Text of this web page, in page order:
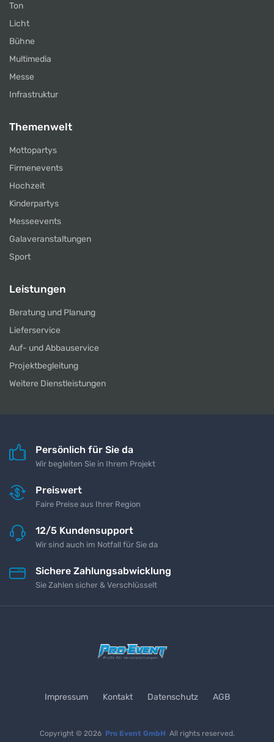
Ton
Licht
Bühne
Multimedia
Messe
Infrastruktur
Themenwelt
Mottopartys
Firmenevents
Hochzeit
Kinderpartys
Messeevents
Galaveranstaltungen
Sport
Leistungen
Beratung und Planung
Lieferservice
Auf- und Abbauservice
Projektbegleitung
Weitere Dienstleistungen
Persönlich für Sie da
Wir begleiten Sie in Ihrem Projekt
Preiswert
Faire Preise aus Ihrer Region
12/5 Kundensupport
Wir sind auch im Notfall für Sie da
Sichere Zahlungsabwicklung
Sie Zahlen sicher & Verschlüsselt
Impressum Kontakt Datenschutz AGB
Copyright © 2026 Pro Event GmbH All rights reserved.